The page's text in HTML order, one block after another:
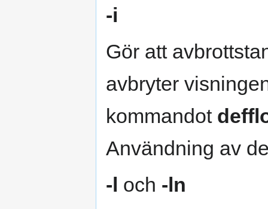
-i
Gör att
avbryter
kommandot
Användning av
-l och -ln